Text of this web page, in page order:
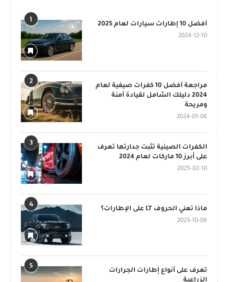
1
أفضل 10 إطارات سيارات لعام 2025
2024-12-10
2
مراجعة أفضل 10 كفرات صيفية لعام
2024 دليلك الشامل لقيادة آمنة
ومريحة
2024-01-06
3
الكفرات الصينية تثبت جدارتها تعرف
على أبرز 10 ماركات لعام 2024
2025-02-10
4
ماذا تعني الحروف LT على الإطارات؟
2023-10-06
5
تعرف على أنواع إطارات الجرارات
الزراعية